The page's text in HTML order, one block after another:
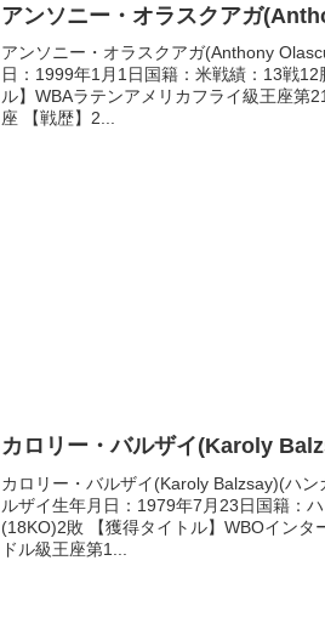
アンソニー・オラスクアガ
アンソニー・オラスクアガ(Anthony
日：1999年1月1日国籍：米戦績：13戦12
ル】WBAラテンアメリカフライ級王座第
座 【戦歴】2...
カロリー・バルザイ(Karoly
カロリー・バルザイ(Karoly Balzsay)(ハ
ルザイ生年月日：1979年7月23日国籍：
(18KO)2敗 【獲得タイトル】WBOインタ
ドル級王座第1...